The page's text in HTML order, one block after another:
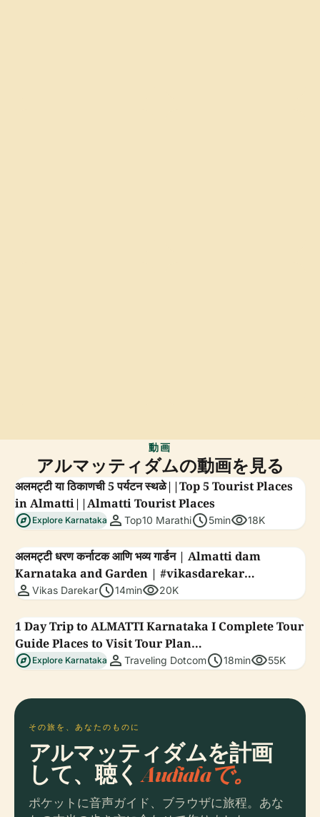
動画
アルマッティダムの動画を見る
अलमट्टी या ठिकाणची 5 पर्यटन स्थळे||Top 5 Tourist Places
in Almatti||Almatti Tourist Places
explore Explore Karnataka person Top10 Marathischedule5minvisibility18K
अलमट्टी धरण कर्नाटक आणि भव्य गार्डन | Almatti dam
Karnataka and Garden | #vikasdarekar
#almattidam
person Vikas Darekarschedule14minvisibility20K
1 Day Trip to ALMATTI Karnataka I Complete Tour
Guide Places to Visit Tour Plan
@Traveling_Dotcom
explore Explore Karnataka person Traveling Dotcomschedule18minvisibility55K
その旅を、あなたのものに
アルマッティダムを計画
して、聴くAudialaで。
ポケットに音声ガイド、ブラウザに旅程。あな